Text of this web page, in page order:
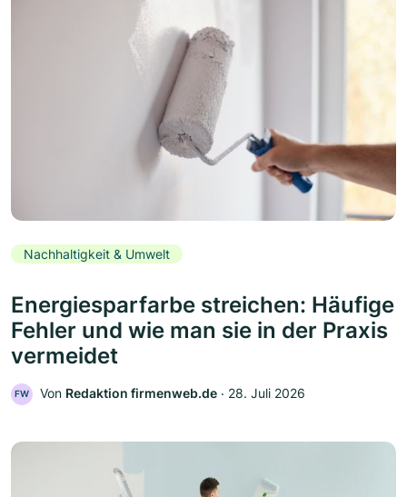
Nachhaltigkeit & Umwelt
Energiesparfarbe streichen: Häufige
Fehler und wie man sie in der Praxis
vermeidet
FW Von Redaktion firmenweb.de ‧ 28. Juli 2026